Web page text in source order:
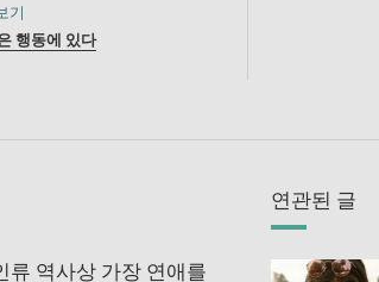
기
행동에 있다
류 역사상 가장 연애를
연관된 글